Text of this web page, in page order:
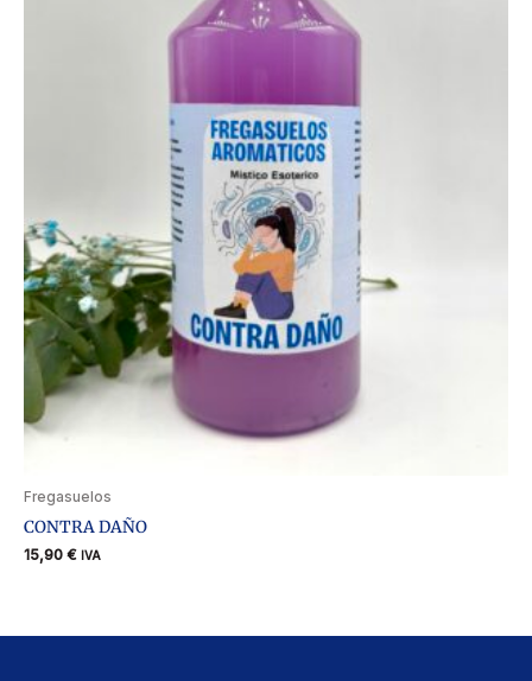
Fregasuelos
CONTRA DAÑO
15,90 € IVA